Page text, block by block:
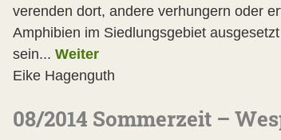
verenden dort, andere verhungern oder
Amphibien im Siedlungsgebiet
sein... Weiter
Eike Hagenguth
08/2014 Sommerzeit –